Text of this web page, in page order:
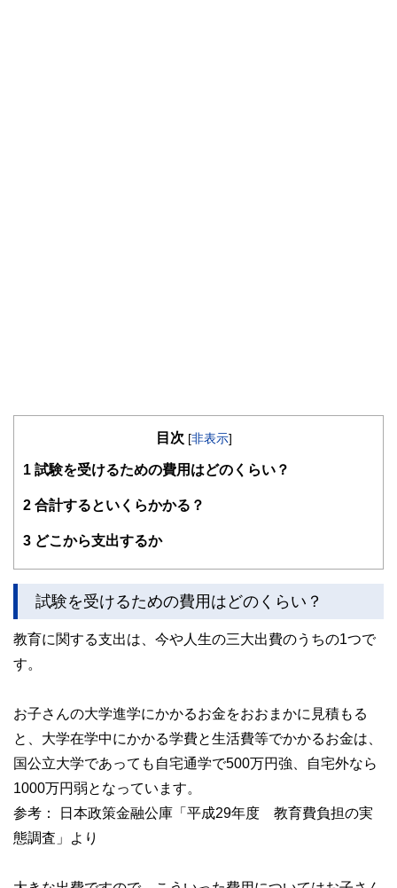
目次 [非表示]
1 試験を受けるための費用はどのくらい？
2 合計するといくらかかる？
3 どこから支出するか
試験を受けるための費用はどのくらい？
教育に関する支出は、今や人生の三大出費のうちの1つで
す。
お子さんの大学進学にかかるお金をおおまかに見積もる
と、大学在学中にかかる学費と生活費等でかかるお金は、
国公立大学であっても自宅通学で500万円強、自宅外なら
1000万円弱となっています。
参考： 日本政策金融公庫「平成29年度 教育費負担の実
態調査」より